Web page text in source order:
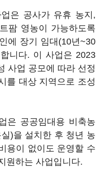
은 공사가 유휴 농지,
팜 영농이 가능하도록
에 장기 임대(10년~30
니다. 이 사업은 2023
사업 공모에 따라 선정
를 대상 지역으로 조성
은 공공임대용 비축농
)을 설치한 후 청년 농
용이 없이도 운영할 수
원하는 사업입니다.